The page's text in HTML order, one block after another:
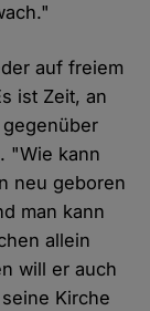
auf freiem
ist Zeit, an
. "Wie kann
neu geboren
man kann
allein
will er auch
Kirche